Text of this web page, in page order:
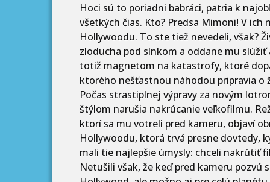
Hoci sú to poriadni babráci, patria k
všetkých čias. Kto? Predsa Mimoni! V
Hollywoodu. To ste tiež nevedeli, však?
zloducha pod slnkom a oddane mu
totiž magnetom na katastrofy, ktoré
ktorého nešťastnou náhodou pripravia o
Počas strastiplnej výpravy za novým
štýlom narušia nakrúcanie veľkofilmu.
ktorí sa mu votreli pred kameru, objaví
Hollywoodu, ktorá trvá presne dovtedy,
mali tie najlepšie úmysly: chceli nakrútiť
Netušili však, že keď pred kameru pozvú